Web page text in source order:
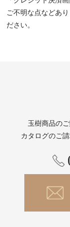
ご不明な点などあ
ださい。
玉樹商品の
カタログのご